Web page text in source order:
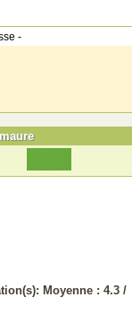
-
Moyenne : 4.3 /